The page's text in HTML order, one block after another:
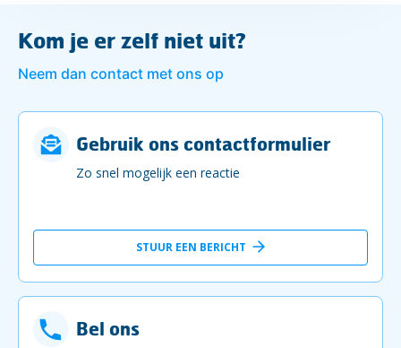
Kom je er zelf niet uit?
Neem dan contact met ons op
Gebruik ons contactformulier
Zo snel mogelijk een reactie
STUUR EEN BERICHT
Bel ons